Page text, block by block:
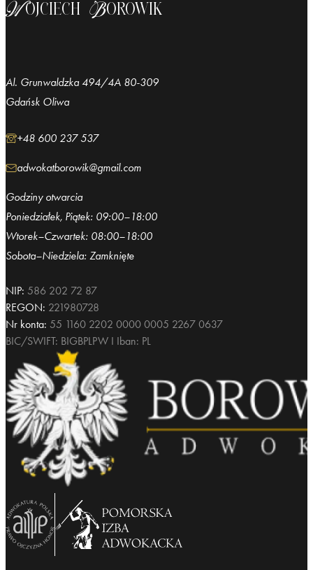
NIP: 586 202 72 87
REGON: 221980728
Nr konta: 55 1160 2202 0000 0005 2267 0637
BIC/SWIFT: BIGBPLPW I Iban: PL
Wojciech Borowik
Al. Grunwaldzka 494/4A 80-309
Gdańsk Oliwa
+48 600 237 537
adwokatborowik@gmail.com
Godziny otwarcia
Poniedziałek, Piątek: 09:00–18:00
Wtorek–Czwartek: 08:00–18:00
Sobota–Niedziela: Zamknięte